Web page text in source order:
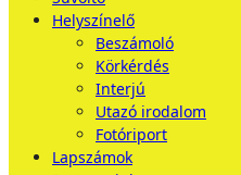
Helyszínelő
Beszámoló
Körkérdés
Interjú
Utazó irodalom
Fotóriport
Lapszámok